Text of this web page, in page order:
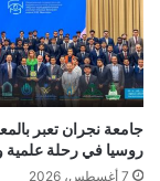
جامعة نجران تعبر
روسيا في رحلة علمية
7 أغسطس، 2026